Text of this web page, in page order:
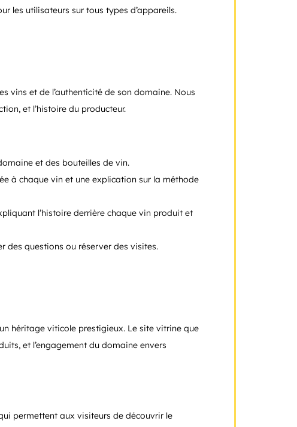
les utilisateurs sur tous types d’appareils.
vins et de l’authenticité de son domaine. Nous
et l’histoire du producteur.
et des bouteilles de vin.
à chaque vin et une explication sur la méthode
l’histoire derrière chaque vin produit et
des questions ou réserver des visites.
héritage viticole prestigieux. Le site vitrine que
et l’engagement du domaine envers
permettent aux visiteurs de découvrir le